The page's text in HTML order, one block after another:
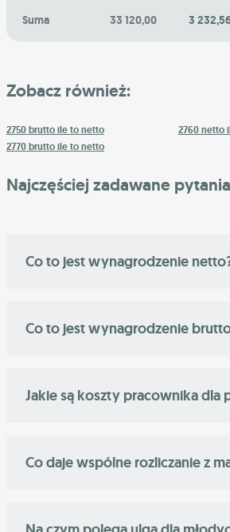
Suma 33 120,00 3
Zobacz również:
2750 brutto ile to netto
2760 netto
2770 brutto ile to netto
Najczęściej zadawane pytania
Co to jest wynagrodzenie
Co to jest wynagrodzenie
Jakie są koszty pracownika dla
Co daje wspólne rozliczanie z